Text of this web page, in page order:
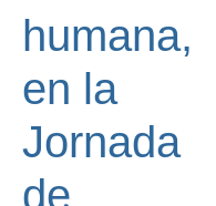
humana,
en la
Jornada
de